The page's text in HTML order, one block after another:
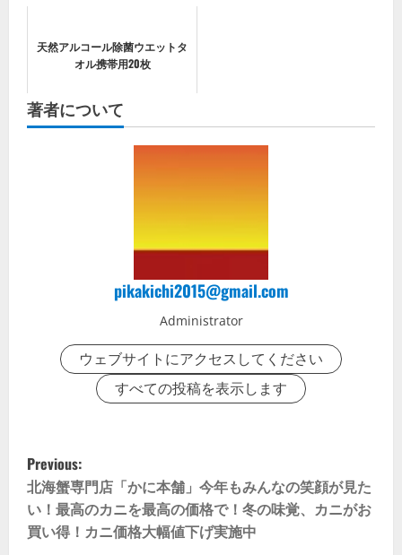
天然アルコール除菌ウエットタ
オル携帯用20枚
著者について
pikakichi2015@gmail.com
Administrator
ウェブサイトにアクセスしてください
すべての投稿を表示します
P
o
s
Previous:
北海蟹専門店「かに本舗」今年もみんなの笑顔が見た
い！最高のカニを最高の価格で！冬の味覚、カニがお
買い得！カニ価格大幅値下げ実施中